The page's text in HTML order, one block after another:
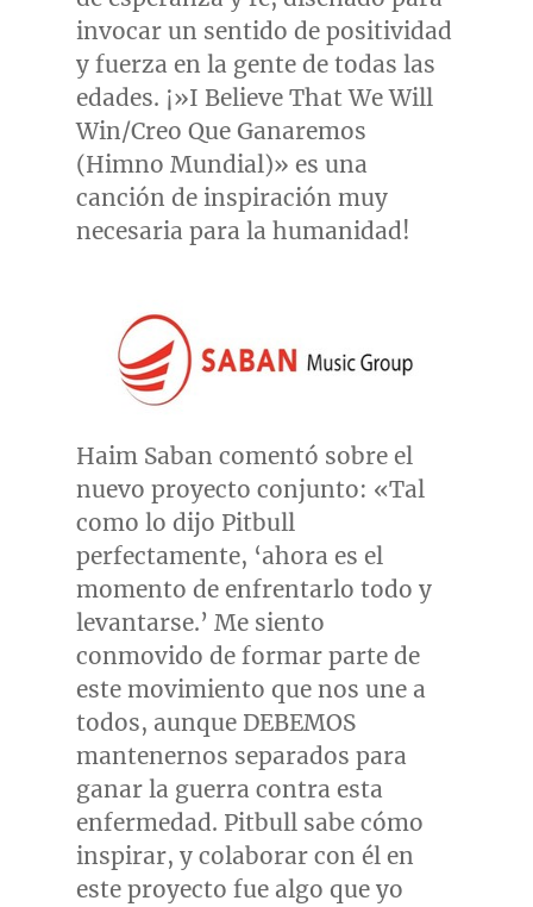
invocar un sentido de positividad
y fuerza en la gente de todas las
edades. ¡»I Believe That We Will
Win/Creo Que Ganaremos
(Himno Mundial)» es una
canción de inspiración muy
necesaria para la humanidad!
Haim Saban comentó sobre el
nuevo proyecto conjunto: «Tal
como lo dijo Pitbull
perfectamente, ‘ahora es el
momento de enfrentarlo todo y
levantarse.’ Me siento
conmovido de formar parte de
este movimiento que nos une a
todos, aunque DEBEMOS
mantenernos separados para
ganar la guerra contra esta
enfermedad. Pitbull sabe cómo
inspirar, y colaborar con él en
este proyecto fue algo que yo